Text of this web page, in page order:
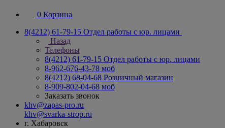
0 Корзина
8(4212) 61-79-15 Отдел работы с юр. лицами
Назад
Телефоны
8(4212) 61-79-15 Отдел работы с юр. лицами
8-962-676-43-78 моб
8(4212) 68-04-68 Розничный магазин
8-909-802-04-68 моб
Заказать звонок
khv@zapas-pro.ru
khv@svarka-strop.ru
г. Хабаровск